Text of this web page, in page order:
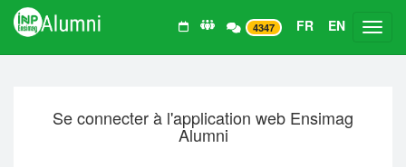
4347 FR EN
Se connecter à l'application web Ensimag
Alumni